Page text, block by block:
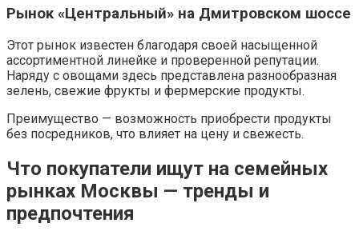
Рынок «Центральный» на Дмитровском шоссе
Этот рынок известен благодаря своей насыщенной
ассортиментной линейке и проверенной репутации.
Наряду с овощами здесь представлена разнообразная
зелень, свежие фрукты и фермерские продукты.
Преимущество — возможность приобрести продукты
без посредников, что влияет на цену и свежесть.
Что покупатели ищут на семейных
рынках Москвы — тренды и
предпочтения